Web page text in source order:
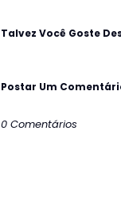
Talvez Você Goste
Postar Um
0 Comentários